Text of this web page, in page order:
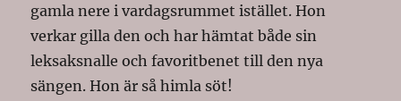
gamla nere i vardagsrummet istället. Hon
verkar gilla den och har hämtat både sin
leksaksnalle och favoritbenet till den nya
sängen. Hon är så himla söt!